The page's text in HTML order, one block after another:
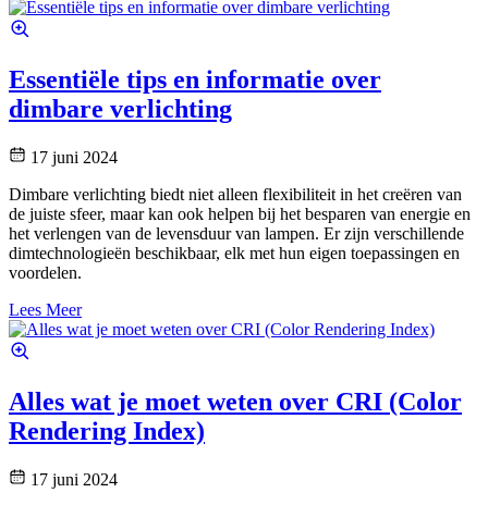
Essentiële tips en informatie over
dimbare verlichting
17 juni 2024
Dimbare verlichting biedt niet alleen flexibiliteit in het creëren van
de juiste sfeer, maar kan ook helpen bij het besparen van energie en
het verlengen van de levensduur van lampen. Er zijn verschillende
dimtechnologieën beschikbaar, elk met hun eigen toepassingen en
voordelen.
Lees Meer
Alles wat je moet weten over CRI (Color
Rendering Index)
17 juni 2024